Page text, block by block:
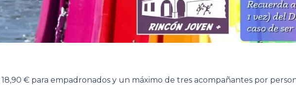
18,90 € para empadronados y un máximo de tres acompañantes por